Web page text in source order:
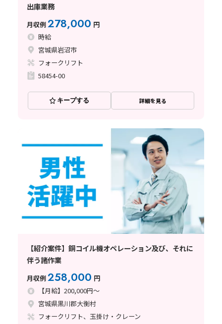
出庫業務
月収例278,000 円
時給
宮城県岩沼市
フォークリフト
58454-00
キープする 詳細を見る
【紹介案件】銅コイル機オペレーション及び、それに
伴う諸作業
月収例258,000 円
【月給】200,000円～
宮城県黒川郡大衡村
フォークリフト、玉掛け・クレーン